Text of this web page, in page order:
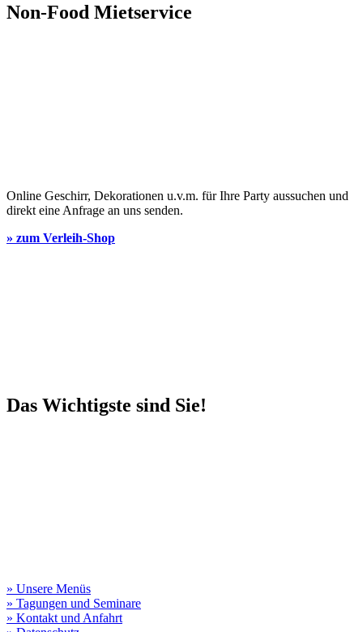
Non-Food Mietservice
Online Geschirr, Dekorationen u.v.m. für Ihre Party aussuchen und
direkt eine Anfrage an uns senden.
» zum Verleih-Shop
Das Wichtigste sind Sie!
» Unsere Menüs
» Tagungen und Seminare
» Kontakt und Anfahrt